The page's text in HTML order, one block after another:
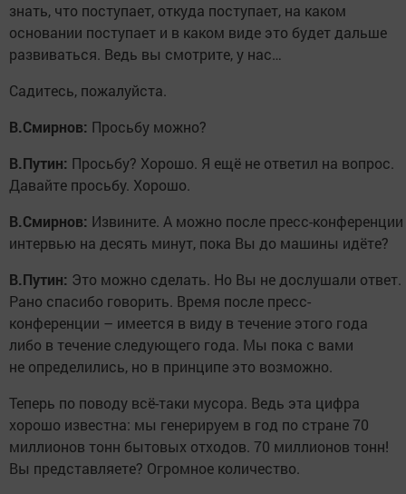
знать, что поступает, откуда поступает, на каком
основании поступает и в каком виде это будет дальше
развиваться. Ведь вы смотрите, у нас…
Садитесь, пожалуйста.
В.Смирнов: Просьбу можно?
В.Путин: Просьбу? Хорошо. Я ещё не ответил на вопрос.
Давайте просьбу. Хорошо.
В.Смирнов: Извините. А можно после пресс-конференции
интервью на десять минут, пока Вы до машины идёте?
В.Путин: Это можно сделать. Но Вы не дослушали ответ.
Рано спасибо говорить. Время после пресс-
конференции – имеется в виду в течение этого года
либо в течение следующего года. Мы пока с вами
не определились, но в принципе это возможно.
Теперь по поводу всё-таки мусора. Ведь эта цифра
хорошо известна: мы генерируем в год по стране 70
миллионов тонн бытовых отходов. 70 миллионов тонн!
Вы представляете? Огромное количество.